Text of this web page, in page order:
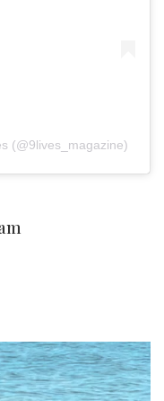
(@9lives_magazine)